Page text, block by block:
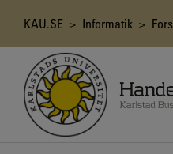
Länkstig
KAU.SE > Informatik >